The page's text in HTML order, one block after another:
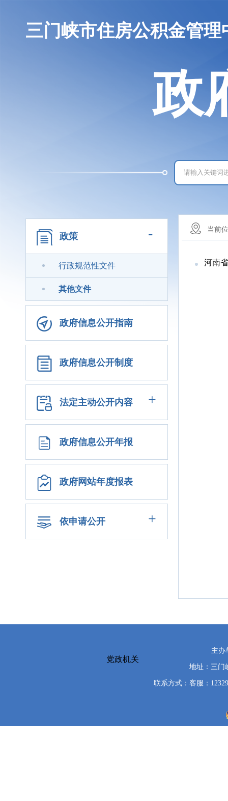
三门峡市住房公积金管理
政
政策 -
行政规范性文件
其他文件
政府信息公开指南
政府信息公开制度
法定主动公开内容 +
政府信息公开年报
政府网站年度报表
依申请公开 +
当前
河南
党政机关
主办
地址：三门
联系方式：客服：